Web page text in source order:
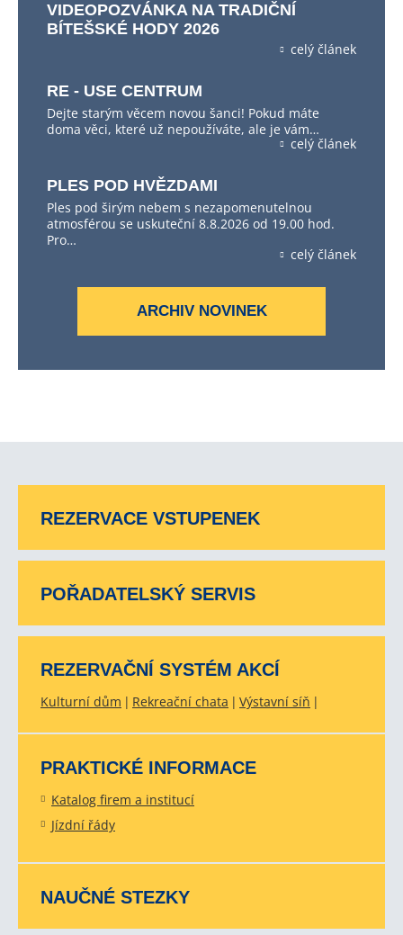
VIDEOPOZVÁNKA NA TRADIČNÍ
BÍTEŠSKÉ HODY 2026
celý článek
RE - USE CENTRUM
Dejte starým věcem novou šanci! Pokud máte
doma věci, které už nepoužíváte, ale je vám…
celý článek
PLES POD HVĚZDAMI
Ples pod širým nebem s nezapomenutelnou
atmosférou se uskuteční 8.8.2026 od 19.00 hod.
Pro…
celý článek
ARCHIV NOVINEK
REZERVACE VSTUPENEK
POŘADATELSKÝ SERVIS
REZERVAČNÍ SYSTÉM AKCÍ
Kulturní dům Rekreační chata Výstavní síň
PRAKTICKÉ INFORMACE
Katalog firem a institucí
Jízdní řády
NAUČNÉ STEZKY